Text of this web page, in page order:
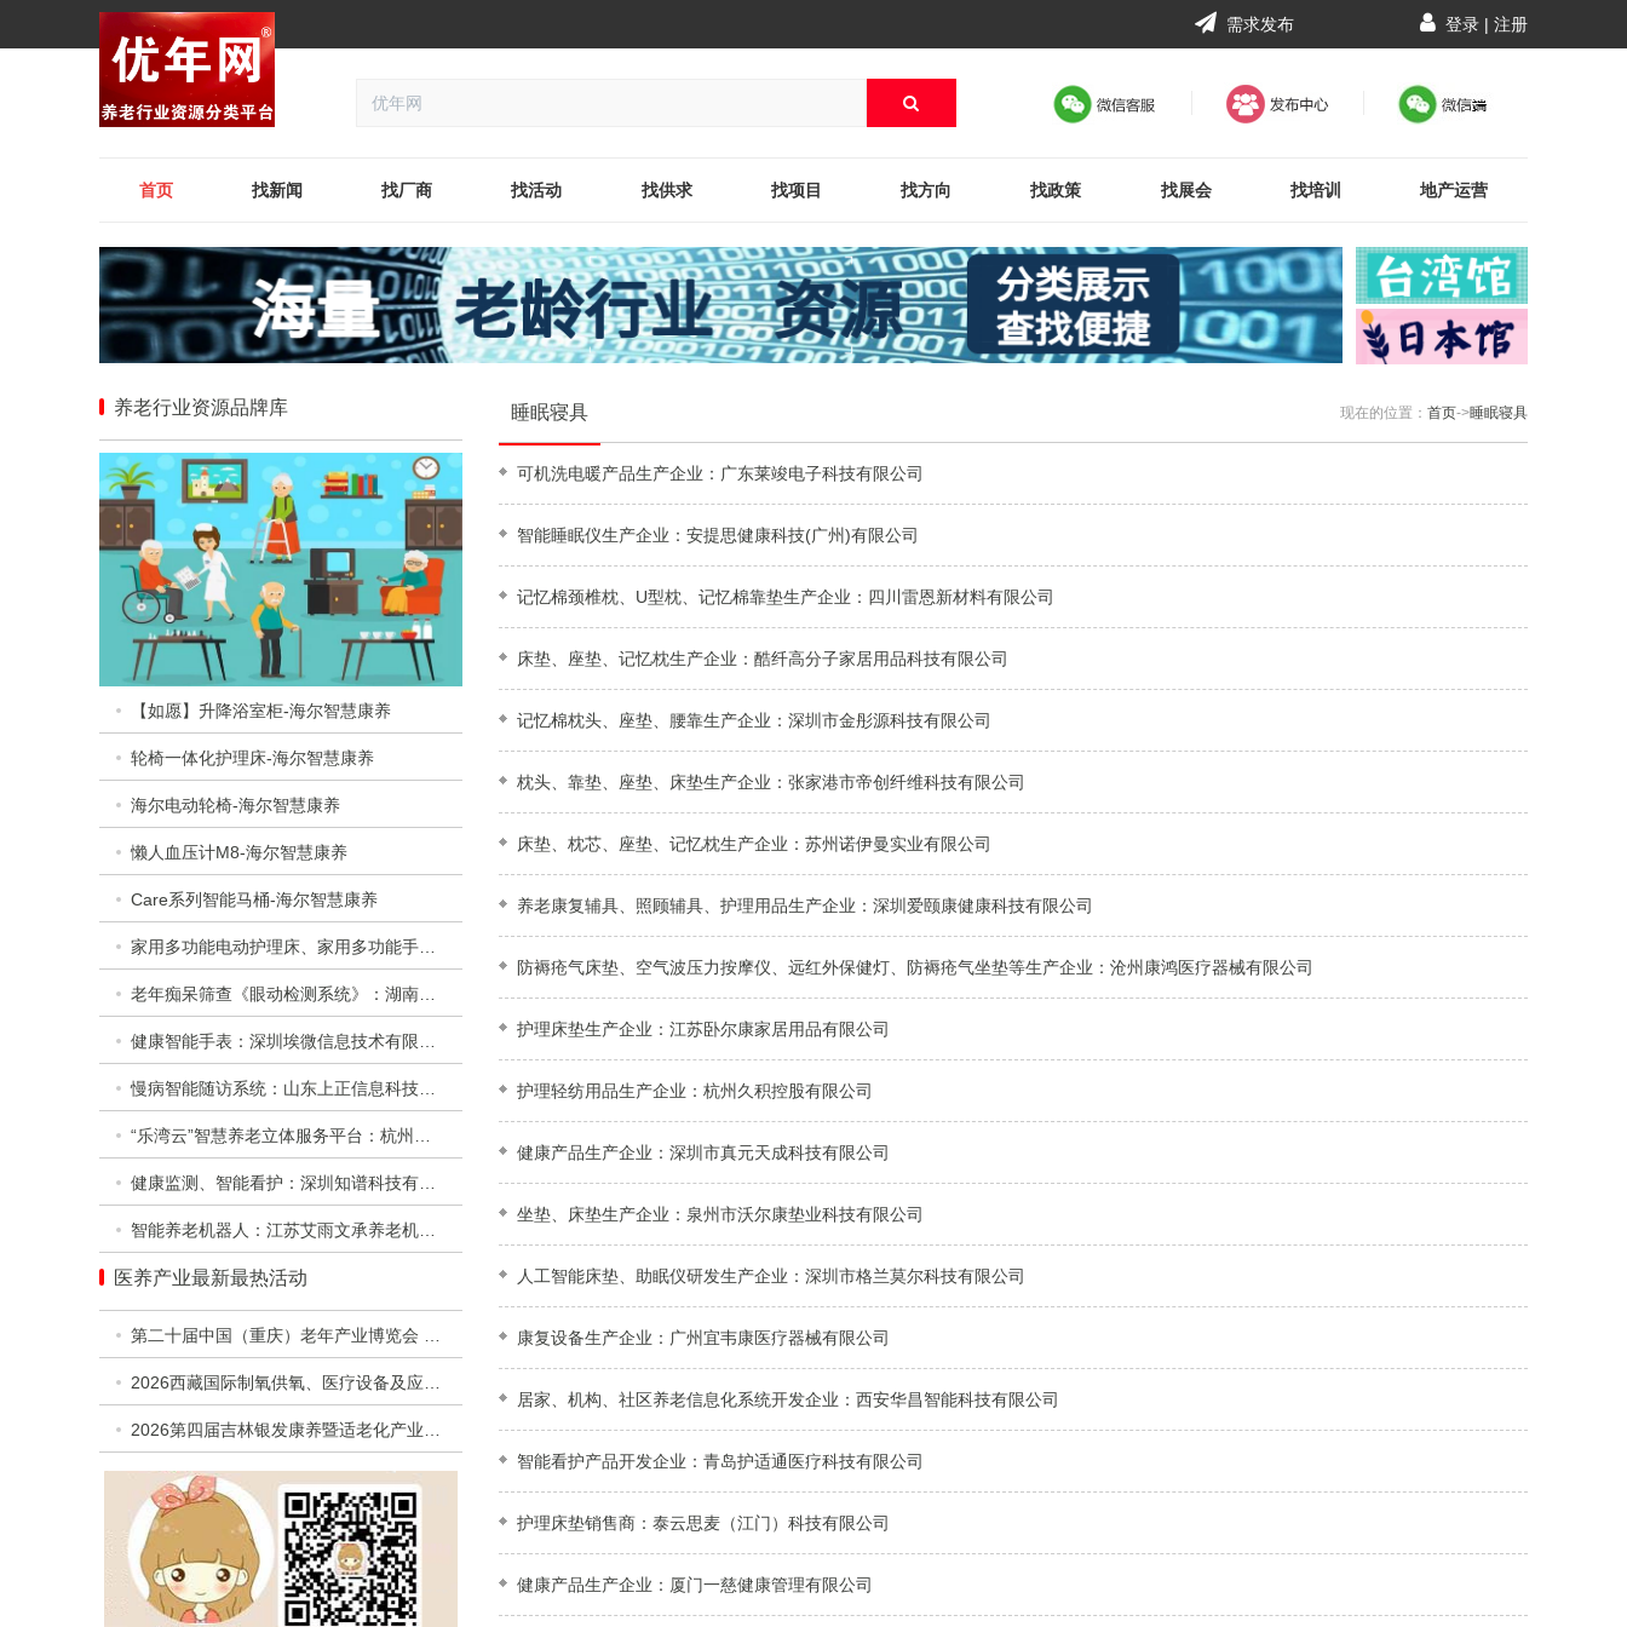
需求发布 登录 | 注册
首页 找新闻 找厂商 找活动 找供求 找项目 找方向 找政策 找展会 找培训 地产运营
养老行业资源品牌库
【如愿】升降浴室柜-海尔智慧康养
轮椅一体化护理床-海尔智慧康养
海尔电动轮椅-海尔智慧康养
懒人血压计M8-海尔智慧康养
Care系列智能马桶-海尔智慧康养
家用多功能电动护理床、家用多功能手动护理床：​衡水乐活医疗器械有限公司
老年痴呆筛查《眼动检测系统》：湖南佩蕾斯特科技有限公司
健康智能手表：深圳埃微信息技术有限公司
慢病智能随访系统：山东上正信息科技有限公司
“乐湾云”智慧养老立体服务平台：杭州乐湾科技有限公司
健康监测、智能看护：深圳知谱科技有限公司
智能养老机器人：江苏艾雨文承养老机器人有限公司
医养产业最新最热活动
第二十届中国（重庆）老年产业博览会 暨第二届西部银发经济高质量发展合作交流活动
2026西藏国际制氧供氧、医疗设备及应急救援设备展览会
2026第四届吉林银发康养暨适老化产业博览会
睡眠寝具 现在的位置： 首页->睡眠寝具
可机洗电暖产品生产企业：广东莱竣电子科技有限公司
智能睡眠仪生产企业：安提思健康科技(广州)有限公司
记忆棉颈椎枕、U型枕、记忆棉靠垫生产企业：四川雷恩新材料有限公司
床垫、座垫、记忆枕生产企业：​​酷纤高分子家居用品科技有限公司
记忆棉枕头、座垫、腰靠生产企业：深圳市金彤源科技有限公司
枕头、靠垫、座垫、床垫生产企业：张家港市帝创纤维科技有限公司
床垫、枕芯、座垫、记忆枕生产企业：苏州诺伊曼实业有限公司
养老康复辅具、照顾辅具、护理用品生产企业：深圳爱颐康健康科技有限公司
防褥疮气床垫、空气波压力按摩仪、远红外保健灯、防褥疮气坐垫等生产企业：沧州康鸿医疗器械有限公司
护理床垫生产企业：江苏卧尔康家居用品有限公司
护理轻纺用品生产企业：杭州久积控股有限公司
健康产品生产企业：深圳市真元天成科技有限公司
坐垫、床垫生产企业：泉州市沃尔康垫业科技有限公司
人工智能床垫、助眠仪研发生产企业：深圳市格兰莫尔科技有限公司
康复设备生产企业：广州宜韦康医疗器械有限公司
居家、机构、社区养老信息化系统开发企业：西安华昌智能科技有限公司
智能看护产品开发企业：青岛护适通医疗科技有限公司
护理床垫销售商：泰云思麦（江门）科技有限公司
健康产品生产企业：厦门一慈健康管理有限公司